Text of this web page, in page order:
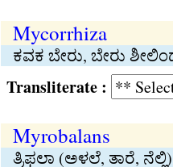
Mycorrhiza
ಕವಕ ಬೇರು, ಬೇರು
Transliterate :
Myrobalans
ತ್ರಿಫಲಾ (ಅಳಲೆ, ತಾರೆ, ನೆಲ್ಲಿ)